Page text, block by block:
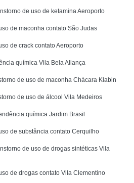
de uso de ketamina Aeroporto
de maconha contato São Judas
de crack contato Aeroporto
química Vila Bela Aliança
de uso de maconha Chácara Klabin
de uso de álcool Vila Medeiros
química Jardim Brasil
de substância contato Cerquilho
de uso de drogas sintéticas Vila
de drogas contato Vila Clementino